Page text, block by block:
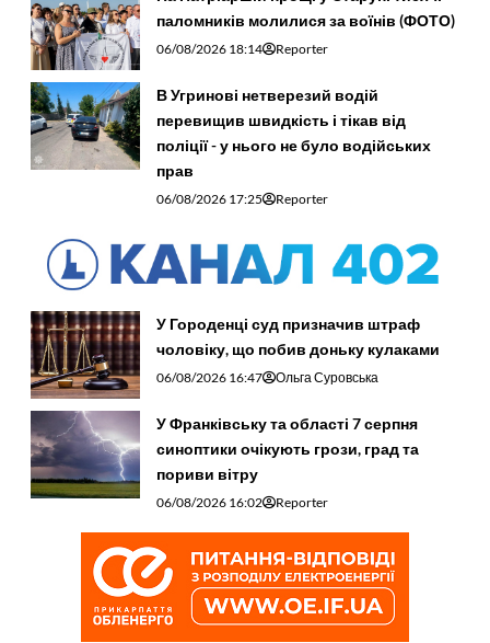
паломників молилися за воїнів (ФОТО)
06/08/2026 18:14 Reporter
В Угринові нетверезий водій
перевищив швидкість і тікав від
поліції - у нього не було водійських
прав
06/08/2026 17:25 Reporter
У Городенці суд призначив штраф
чоловіку, що побив доньку кулаками
06/08/2026 16:47 Ольга Суровська
У Франківську та області 7 серпня
синоптики очікують грози, град та
пориви вітру
06/08/2026 16:02 Reporter